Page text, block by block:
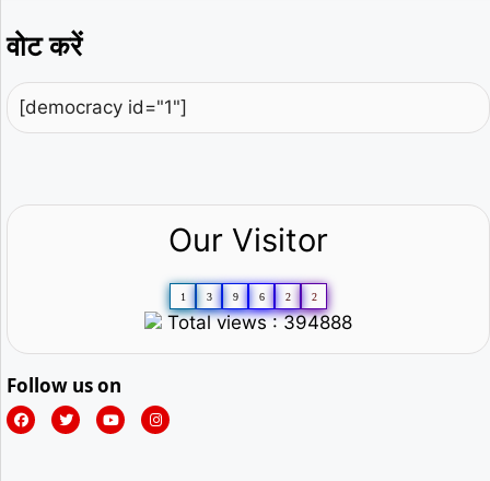
वोट करें
[democracy id="1"]
Our Visitor
1 3 9 6 2 2
Total views : 394888
Follow us on